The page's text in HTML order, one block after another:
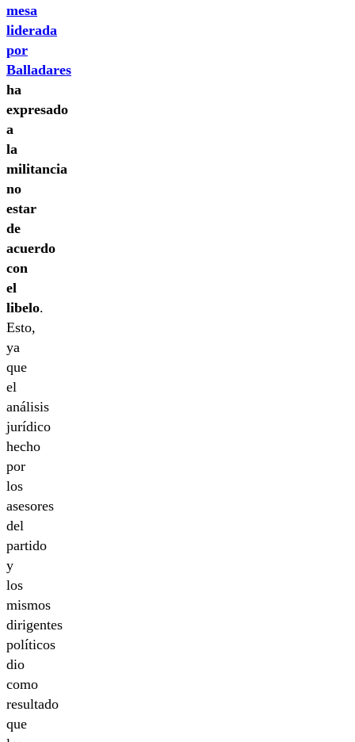
mesa
liderada
por
Balladares
ha
expresado
a
la
militancia
no
estar
de
acuerdo
con
el
libelo.
Esto,
ya
que
el
análisis
jurídico
hecho
por
los
asesores
del
partido
y
los
mismos
dirigentes
políticos
dio
como
resultado
que